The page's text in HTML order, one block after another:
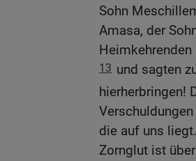
Sohn
Amasa, der
Heimkehrenden
13 und sagten
hierherbringen!
die auf uns
Zornglut ist